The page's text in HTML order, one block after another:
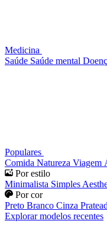
Medicina
Saúde Saúde mental
Populares
Comida Natureza Viagem
Por estilo
Minimalista Simples
Por cor
Preto Branco Cinza
Explorar modelos recentes